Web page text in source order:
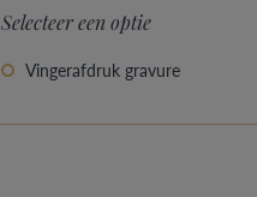
Selecteer een optie
Vingerafdruk gravure